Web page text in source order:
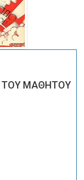
ΜΑΘΗΤΟΥ